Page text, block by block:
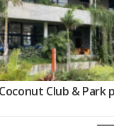
Club & Park